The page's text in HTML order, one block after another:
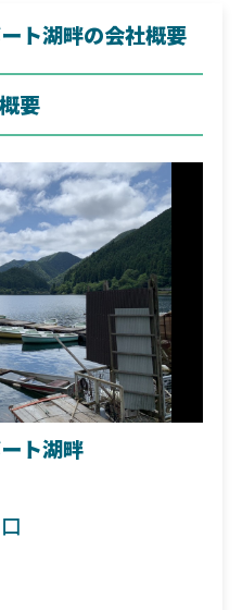
ト湖畔の会社概要
要
ト湖畔